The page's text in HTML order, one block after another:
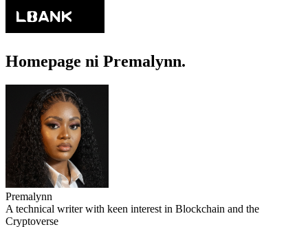
Homepage ni Premalynn.
Premalynn
A technical writer with keen interest in Blockchain and the
Cryptoverse